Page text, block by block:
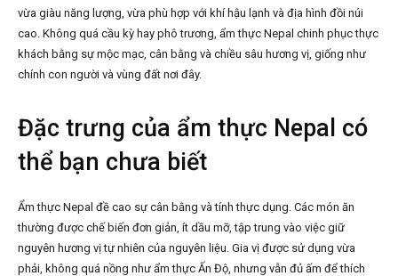
vừa giàu năng lượng, vừa phù hợp với khí hậu lạnh và địa hình đồi núi
cao. Không quá cầu kỳ hay phô trương, ẩm thực Nepal chinh phục thực
khách bằng sự mộc mạc, cân bằng và chiều sâu hương vị, giống như
chính con người và vùng đất nơi đây.
Đặc trưng của ẩm thực Nepal có
thể bạn chưa biết
Ẩm thực Nepal đề cao sự cân bằng và tính thực dụng. Các món ăn
thường được chế biến đơn giản, ít dầu mỡ, tập trung vào việc giữ
nguyên hương vị tự nhiên của nguyên liệu. Gia vị được sử dụng vừa
phải, không quá nồng như ẩm thực Ấn Độ, nhưng vẫn đủ ấm để thích